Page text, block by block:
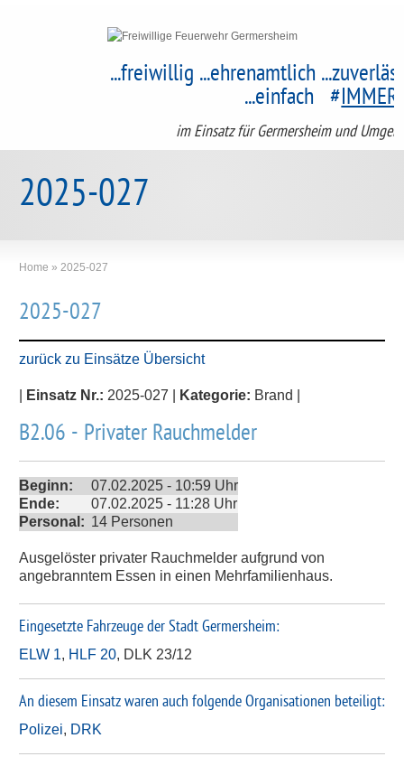
...freiwillig ...ehrenamtlich
...einfach #IMMER
im Einsatz für Germersheim und
2025-027
Home » 2025-027
2025-027
zurück zu Einsätze Übersicht
Einsatz Nr.: 2025-027 | Kategorie: Brand |
B2.06 - Privater Rauchmelder
Beginn:
07.02.2025 - 10:59 Uhr
Ende:
07.02.2025 - 11:28 Uhr
Personal: 14 Personen
Ausgelöster privater Rauchmelder aufgrund von
angebranntem Essen in einen Mehrfamilienhaus.
Eingesetzte Fahrzeuge derStadt Germersheim:
ELW 1, HLF 20, DLK 23/12
An diesem Einsatz waren auch folgende Organisationen beteiligt:
Polizei, DRK